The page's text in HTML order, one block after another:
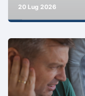
20 Lug 2026